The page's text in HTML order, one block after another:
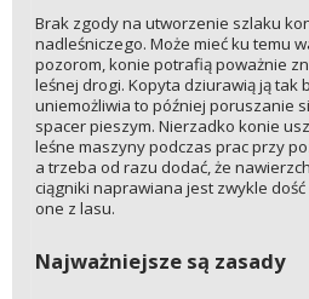
Brak zgody na utworzenie szlaku
nadleśniczego. Może mieć ku temu
pozorom, konie potrafią poważnie
leśnej drogi. Kopyta dziurawią ją tak
uniemożliwia to później poruszanie
spacer pieszym. Nierzadko konie
leśne maszyny podczas prac przy
a trzeba od razu dodać, że
ciągniki naprawiana jest zwykle
one z lasu.
Najważniejsze są zasady